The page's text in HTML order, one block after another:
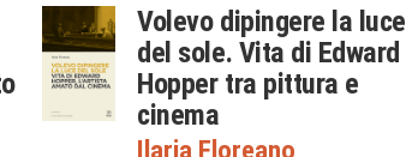
Volevo dipingere la luce
del sole. Vita di Edward
Hopper tra pittura e
cinema
Ilaria Floreano